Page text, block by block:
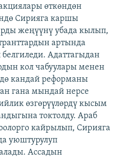
өткөндөн
Сирияга каршы
жеңүүнү убада кылып,
артында
белгиледи. Адаттагыдан
кол чабуулары менен
кандай реформаны
гана мындай нерсе
өзгөрүүлөрдү кысым
токтолду. Араб
кайрылып, Сирияга
уюштурулуп
Ассадын